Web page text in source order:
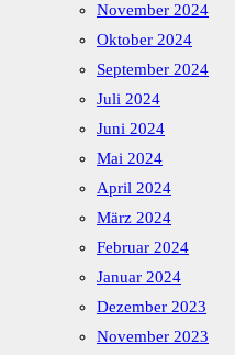
November 2024
Oktober 2024
September 2024
Juli 2024
Juni 2024
Mai 2024
April 2024
März 2024
Februar 2024
Januar 2024
Dezember 2023
November 2023